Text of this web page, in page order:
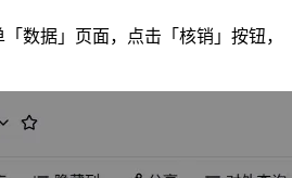
数据」页面，点击「核销」按钮，